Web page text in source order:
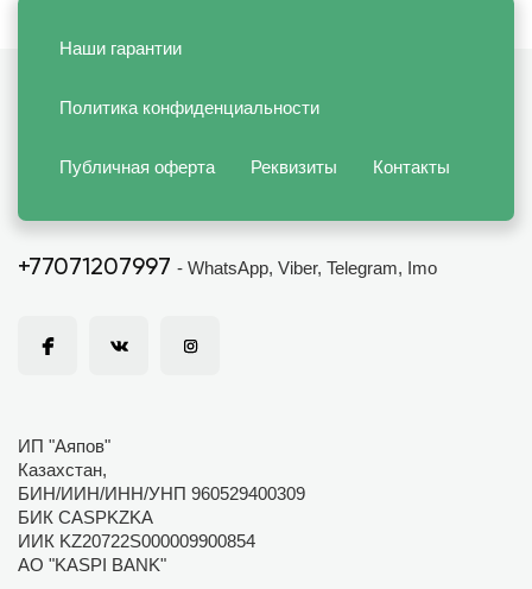
Наши гарантии
Политика конфиденциальности
Публичная оферта Реквизиты Контакты
+77071207997 - WhatsApp, Viber, Telegram, Imo
ИП "Аяпов"
Казахстан,
БИН/ИИН/ИНН/УНП 960529400309
БИК CASPKZKA
ИИК KZ20722S000009900854
АО "KASPI BANK"